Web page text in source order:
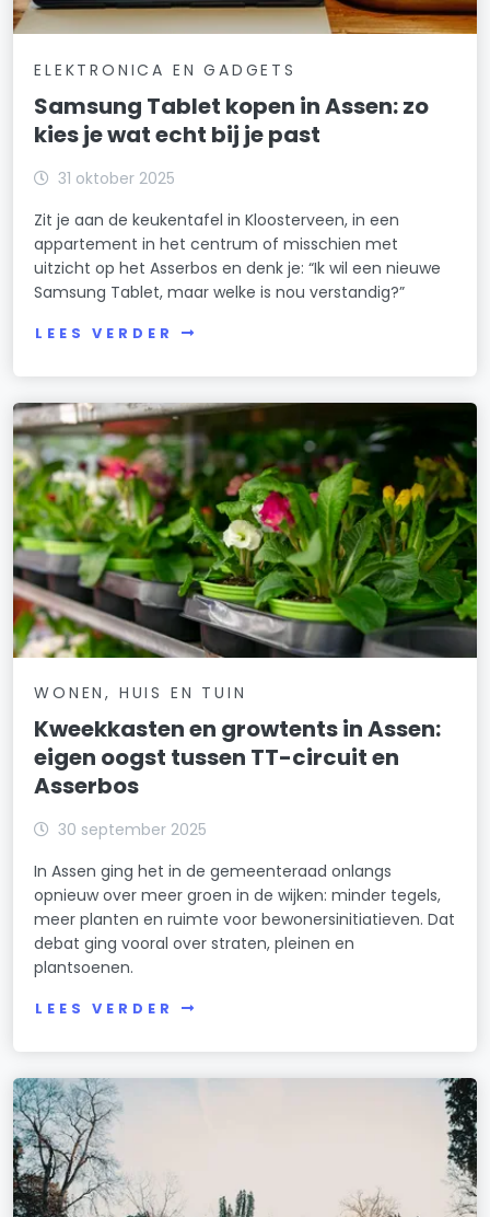
ELEKTRONICA EN GADGETS
Samsung Tablet kopen in Assen: zo
kies je wat echt bij je past
31 oktober 2025
Zit je aan de keukentafel in Kloosterveen, in een
appartement in het centrum of misschien met
uitzicht op het Asserbos en denk je: “Ik wil een nieuwe
Samsung Tablet, maar welke is nou verstandig?”
LEES VERDER
WONEN, HUIS EN TUIN
Kweekkasten en growtents in Assen:
eigen oogst tussen TT-circuit en
Asserbos
30 september 2025
In Assen ging het in de gemeenteraad onlangs
opnieuw over meer groen in de wijken: minder tegels,
meer planten en ruimte voor bewonersinitiatieven. Dat
debat ging vooral over straten, pleinen en
plantsoenen.
LEES VERDER